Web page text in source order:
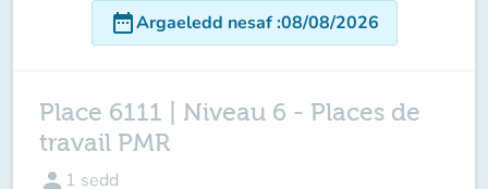
date_rangeArgaeledd nesaf:08/08/2026
Place 6111 | Niveau 6 - Places de
travail PMR
person 1 sedd